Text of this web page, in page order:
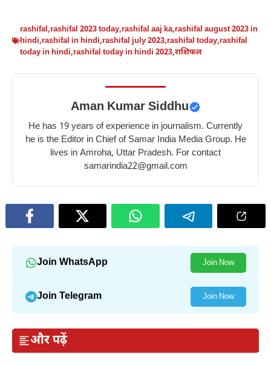
rashifal,rashifal 2023 today,rashifal aaj ka,rashifal august 2023 in
hindi,rashifal in hindi,rashifal july 2023,rashifal today,rashifal
today in hindi,rashifal today in hindi 2023,राशिफल
Aman Kumar Siddhu
He has 19 years of experience in journalism. Currently
he is the Editor in Chief of Samar India Media Group. He
lives in Amroha, Uttar Pradesh. For contact
samarindia22@gmail.com
Join WhatsApp Join Now
Join Telegram Join Now
और पढ़ें